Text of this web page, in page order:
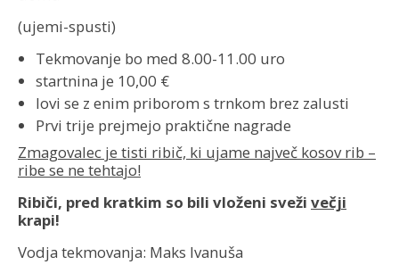
Včlanitev v društvo
Galerija
Kontakt
Vstop za člane
(ujemi-spusti)
Tekmovanje bo med 8.00-11.00 uro
startnina je 10,00 €
lovi se z enim priborom s trnkom brez zalusti
Prvi trije prejmejo praktične nagrade
Zmagovalec je tisti ribič, ki ujame največ kosov rib –
ribe se ne tehtajo!
Ribiči, pred kratkim so bili vloženi sveži večji
krapi!
Vodja tekmovanja: Maks Ivanuša